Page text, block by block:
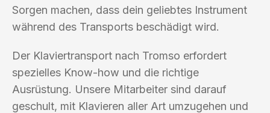
Sorgen machen, dass dein geliebtes Instrument
während des Transports beschädigt wird.
Der Klaviertransport nach Tromso erfordert
spezielles Know-how und die richtige
Ausrüstung. Unsere Mitarbeiter sind darauf
geschult, mit Klavieren aller Art umzugehen und